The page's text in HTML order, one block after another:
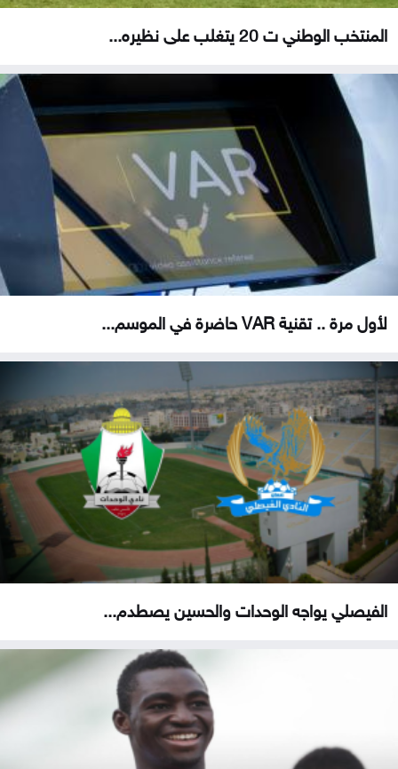
المنتخب الوطني ت 20 يتغلب على نظيره...
لأول مرة .. تقنية VAR حاضرة في الموسم...
الفيصلي يواجه الوحدات والحسين يصطدم...